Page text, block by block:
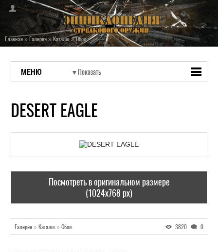
Главная»Галерея»Каталог»Обои
МЕНЮ
DESERT EAGLE
Посмотреть в оригинальном размере
(1024x768 px)
Галерея » Каталог» Обои 3820 0